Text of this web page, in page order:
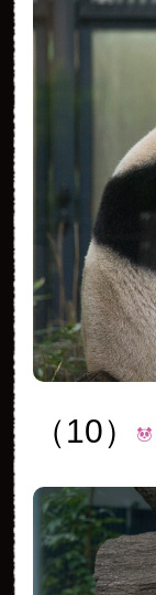
（10）